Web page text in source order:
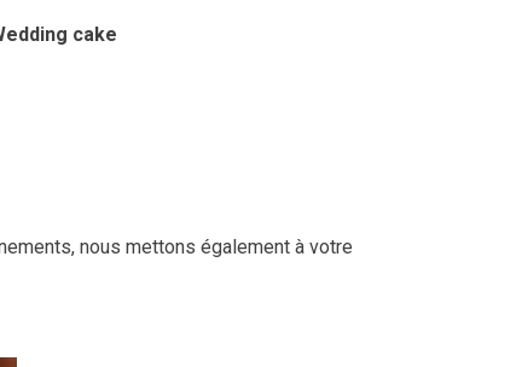
cake
nous mettons également à votre